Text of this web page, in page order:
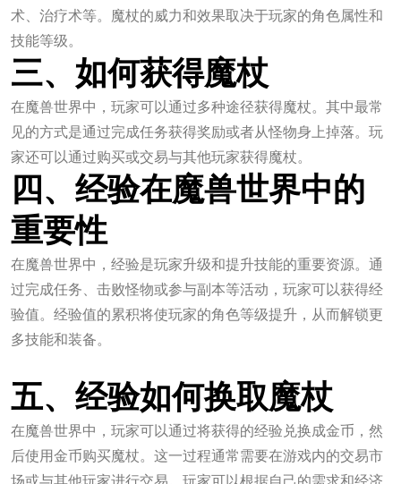
术、治疗术等。魔杖的威力和效果取决于玩家的角色属性和
技能等级。
三、如何获得魔杖
在魔兽世界中，玩家可以通过多种途径获得魔杖。其中最常
见的方式是通过完成任务获得奖励或者从怪物身上掉落。玩
家还可以通过购买或交易与其他玩家获得魔杖。
四、经验在魔兽世界中的
重要性
在魔兽世界中，经验是玩家升级和提升技能的重要资源。通
过完成任务、击败怪物或参与副本等活动，玩家可以获得经
验值。经验值的累积将使玩家的角色等级提升，从而解锁更
多技能和装备。
五、经验如何换取魔杖
在魔兽世界中，玩家可以通过将获得的经验兑换成金币，然
后使用金币购买魔杖。这一过程通常需要在游戏内的交易市
场或与其他玩家进行交易。玩家可以根据自己的需求和经济